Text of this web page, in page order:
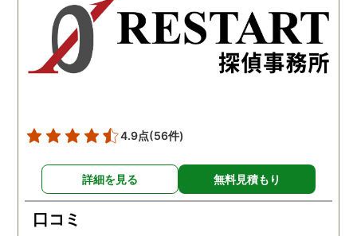
頼させていただき本当に良
かったです。
明な点が全くないほどし
かりと説明をしてくれま
た。調査では夫が不倫相
の自宅に頻繁に訪れる様
務所に関しても調べてく
ていて、周りの人たちの
かげで夫と離婚ができそ
4.9点(56件)
詳細を見る 無料見積もり
口コミ